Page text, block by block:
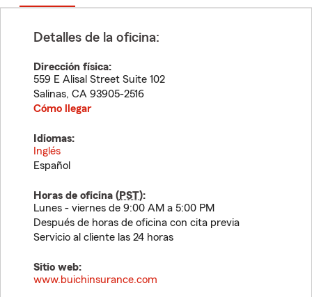
Detalles de la oficina:
Dirección física:
559 E Alisal Street Suite 102
Salinas, CA 93905-2516
Cómo llegar
Idiomas:
Inglés
Español
Horas de oficina (PST):
Lunes - viernes de 9:00 AM a 5:00 PM
Después de horas de oficina con cita previa
Servicio al cliente las 24 horas
Sitio web:
www.buichinsurance.com